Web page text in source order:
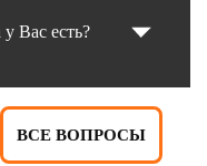
Вас есть?
ВСЕ ВОПРОСЫ